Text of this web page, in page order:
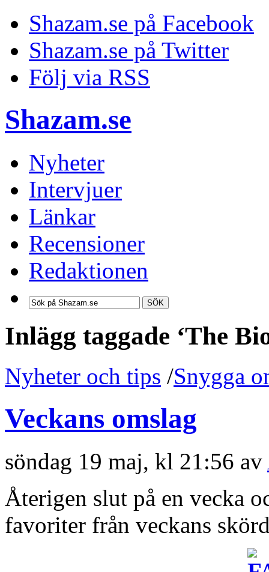
Shazam.se på Facebook
Shazam.se på Twitter
Följ via RSS
Shazam.se
Nyheter
Intervjuer
Länkar
Recensioner
Redaktionen
SÖK
Inlägg taggade ‘The
Nyheter och tips /Snygga
Veckans omslag
söndag 19 maj, kl 21:56 av
Återigen slut på en vecka
favoriter från veckans